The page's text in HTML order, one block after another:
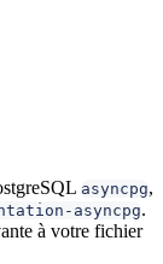
asyncpg,
asyncpg.
à votre fichier